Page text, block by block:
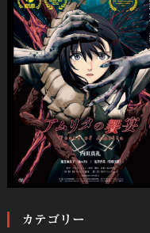
カテゴリー